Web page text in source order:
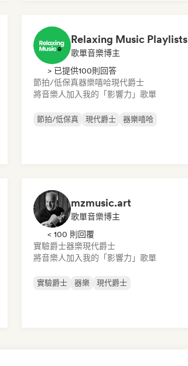
Relaxing Music Playlists
歌單音樂博主
> 已提供100則回答
節拍/低保真器樂嘻哈現代爵士
將音樂人加入我的「影響力」歌單
節拍/低保真 現代爵士 器樂嘻哈
mzmusic.art
歌單音樂博主
< 100 則回覆
實驗爵士器樂現代爵士
將音樂人加入我的「影響力」歌單
實驗爵士 器樂 現代爵士